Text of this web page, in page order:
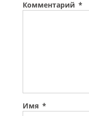
Комментарий *
Имя *